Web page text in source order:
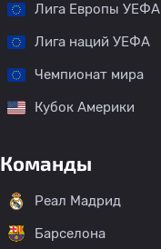
Лига Европы УЕФА
Лига наций УЕФА
Чемпионат мира
Кубок Америки
Команды
Реал Мадрид
Барселона